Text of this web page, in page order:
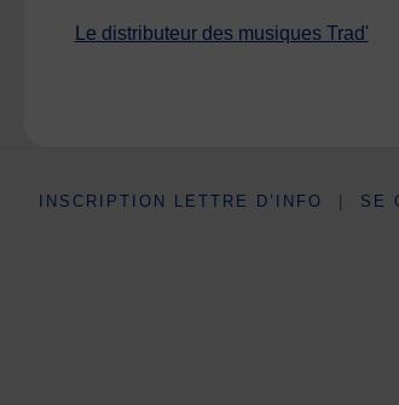
Le distributeur des musiques Trad'
INSCRIPTION LETTRE D’INFO SE